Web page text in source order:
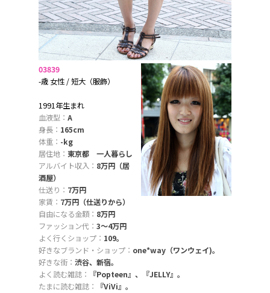
03839
-歳 女性 / 短大（服飾）
1991年生まれ
血液型： A
身長： 165cm
体重： -kg
居住地： 東京都 一人暮らし
アルバイト収入： 8万円（居
酒屋）
仕送り： 7万円
家賃： 7万円（仕送りから）
自由になる金額： 8万円
ファッション代： 3〜4万円
よく行くショップ： 109。
好きなブランド・ショップ： one*way（ワンウェイ)。
好きな街： 渋谷、新宿。
よく読む雑誌：
『Popteen』、『JELLY』。
たまに読む雑誌：
『ViVi』。